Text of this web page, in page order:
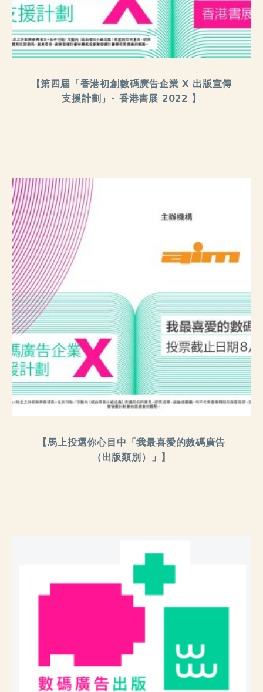
【第四屆「香港初創數碼廣告企業 X 出版宣傳
支援計劃」- 香港書展 2022 】
【馬上投選你心目中「我最喜愛的數碼廣告
（出版類別）」】